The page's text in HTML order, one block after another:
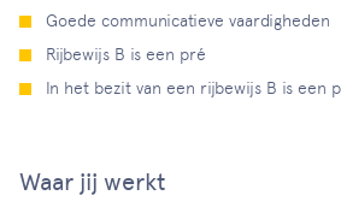
Goede communicatieve vaardigheden
Rijbewijs B is een pré
In het bezit van een rijbewijs B is een
Waar jij werkt